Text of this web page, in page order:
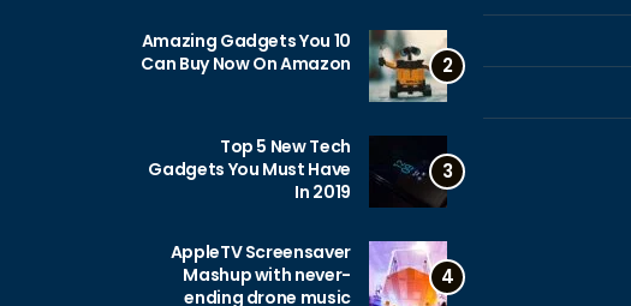
2
10 Amazing Gadgets You
Can Buy Now On Amazon
3
Top 5 New Tech
Gadgets You Must Have
In 2019
4
AppleTV Screensaver
Mashup with never-
ending drone music